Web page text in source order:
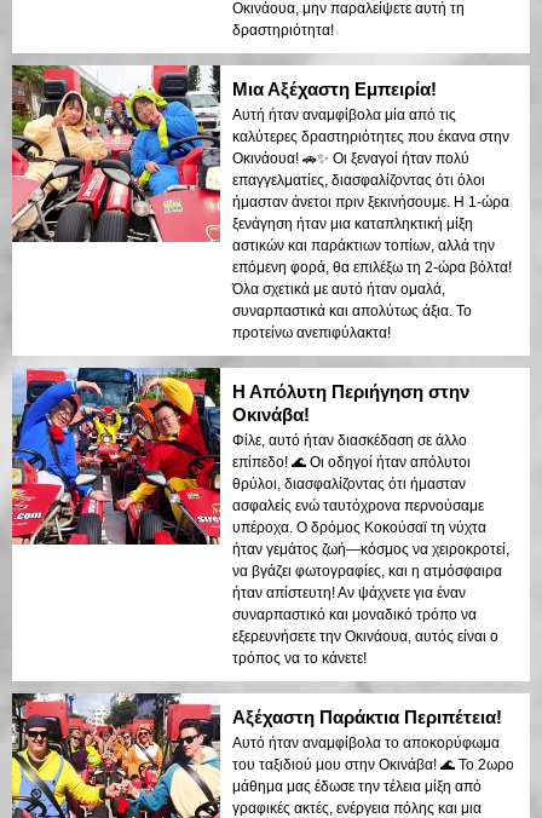
Οκινάουα, μην παραλείψετε αυτή τη
δραστηριότητα!
Μια Αξέχαστη Εμπειρία!
Αυτή ήταν αναμφίβολα μία από τις
καλύτερες δραστηριότητες που έκανα στην
Οκινάουα! 🚗✨ Οι ξεναγοί ήταν πολύ
επαγγελματίες, διασφαλίζοντας ότι όλοι
ήμασταν άνετοι πριν ξεκινήσουμε. Η 1-ώρα
ξενάγηση ήταν μια καταπληκτική μίξη
αστικών και παράκτιων τοπίων, αλλά την
επόμενη φορά, θα επιλέξω τη 2-ώρα βόλτα!
Όλα σχετικά με αυτό ήταν ομαλά,
συναρπαστικά και απολύτως άξια. Το
προτείνω ανεπιφύλακτα!
Η Απόλυτη Περιήγηση στην
Οκινάβα!
Φίλε, αυτό ήταν διασκέδαση σε άλλο
επίπεδο! 🌊 Οι οδηγοί ήταν απόλυτοι
θρύλοι, διασφαλίζοντας ότι ήμασταν
ασφαλείς ενώ ταυτόχρονα περνούσαμε
υπέροχα. Ο δρόμος Κοκούσαϊ τη νύχτα
ήταν γεμάτος ζωή—κόσμος να χειροκροτεί,
να βγάζει φωτογραφίες, και η ατμόσφαιρα
ήταν απίστευτη! Αν ψάχνετε για έναν
συναρπαστικό και μοναδικό τρόπο να
εξερευνήσετε την Οκινάουα, αυτός είναι ο
τρόπος να το κάνετε!
Αξέχαστη Παράκτια Περιπέτεια!
Αυτό ήταν αναμφίβολα το αποκορύφωμα
του ταξιδιού μου στην Οκινάβα! 🌊 Το 2ωρο
μάθημα μας έδωσε την τέλεια μίξη από
γραφικές ακτές, ενέργεια πόλης και μια